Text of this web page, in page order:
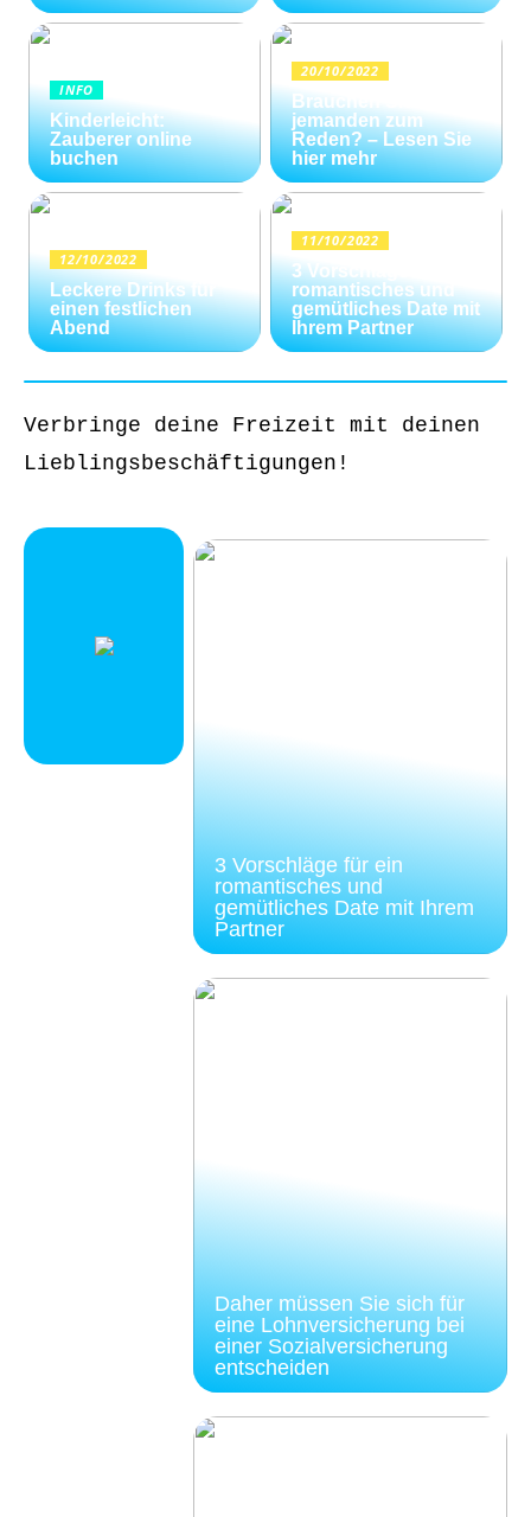
INFO
Kinderleicht:
Zauberer online
buchen
20/10/2022
Brauchen Sie
jemanden zum
Reden? – Lesen Sie
hier mehr
12/10/2022
Leckere Drinks für
einen festlichen
Abend
11/10/2022
3 Vorschläge für ein
romantisches und
gemütliches Date mit
Ihrem Partner
Verbringe deine Freizeit mit deinen
Lieblingsbeschäftigungen!
3 Vorschläge für ein
romantisches und
gemütliches Date mit Ihrem
Partner
Daher müssen Sie sich für
eine Lohnversicherung bei
einer Sozialversicherung
entscheiden